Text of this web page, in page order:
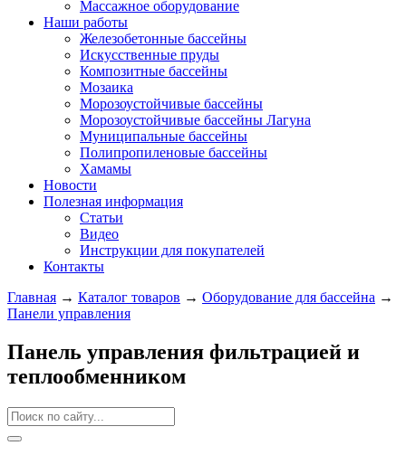
Массажное оборудование
Наши работы
Железобетонные бассейны
Искусственные пруды
Композитные бассейны
Мозаика
Морозоустойчивые бассейны
Морозоустойчивые бассейны Лагуна
Муниципальные бассейны
Полипропиленовые бассейны
Хамамы
Новости
Полезная информация
Статьи
Видео
Инструкции для покупателей
Контакты
Главная → Каталог товаров → Оборудование для бассейна →
Панели управления
Панель управления фильтрацией и
теплообменником